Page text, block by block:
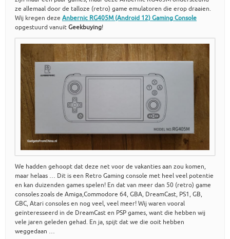
ze allemaal door de talloze (retro) game emulatoren die erop draaien.
Wij kregen deze Anbernic RG405M (Android 12) Gaming Console
opgestuurd vanuitGeekbuying!
We hadden gehoopt dat deze net voor de vakanties aan zou komen,
maar helaas … Dit is een Retro Gaming console met heel veel potentie
en kan duizenden games spelen! En dat van meer dan 50 (retro) game
consoles zoals de Amiga,Commodore 64, GBA, DreamCast, PS1, GB,
GBC, Atari consoles en nog veel, veel meer! Wij waren vooral
geïnteresseerd in de DreamCast en PSP games, want die hebben wij
vele jaren geleden gehad. En ja, spijt dat we die ooit hebben
weggedaan …